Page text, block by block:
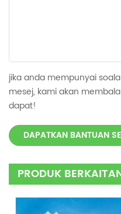
jika anda mempunyai
mesej, kami akan
dapat!
DAPATKAN BANTUAN
PRODUK